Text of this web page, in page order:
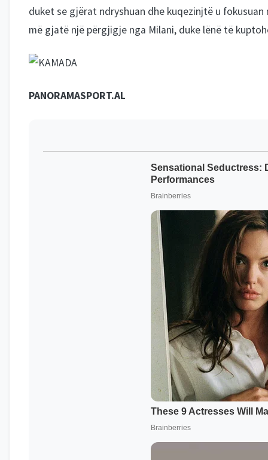
duket se gjërat ndryshuan dhe kuqezinjtë u
më gjatë një përgjigje nga Milani, duke lënë të
PANORAMASPORT.AL